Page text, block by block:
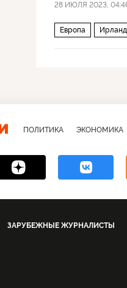
28 ИЮЛЯ 2023,
Европа
ПОЛИТИКА ЭКОНОМИКА
ЗАРУБЕЖНЫЕ ЖУРНАЛИСТЫ